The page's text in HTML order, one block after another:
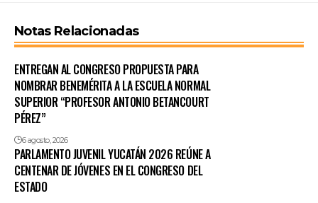
Notas Relacionadas
ENTREGAN AL CONGRESO PROPUESTA PARA
NOMBRAR BENEMÉRITA A LA ESCUELA NORMAL
SUPERIOR “PROFESOR ANTONIO BETANCOURT
PÉREZ”
6 agosto, 2026
PARLAMENTO JUVENIL YUCATÁN 2026 REÚNE A
CENTENAR DE JÓVENES EN EL CONGRESO DEL
ESTADO